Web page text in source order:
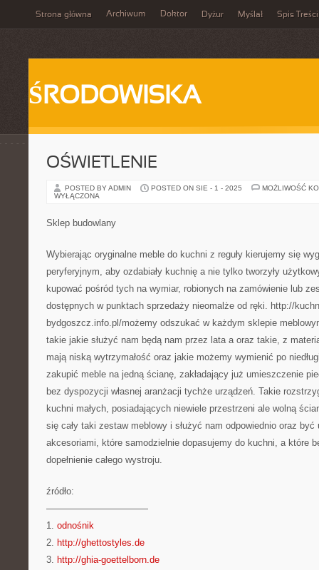
Strona główna Archiwum Doktor Dyżur Myślał Spis Treści
ŚRODOWISKA
OŚWIETLENIE
POSTED BY ADMIN POSTED ON SIE - 1 - 2025
MOŻLIWOŚĆ
WYŁĄCZONA
Sklep budowlany
Wybierając oryginalne meble do kuchni z reguły kierujemy się
peryferyjnym, aby ozdabiały kuchnię a nie tylko tworzyły
kupować pośród tych na wymiar, robionych na zamówienie lub
dostępnych w punktach sprzedaży nieomalże od ręki. http://
bydgoszcz.info.pl/możemy odszukać w każdym sklepie
takie jakie służyć nam będą nam przez lata a oraz takie, z
mają niską wytrzymałość oraz jakie możemy wymienić po
zakupić meble na jedną ścianę, zakładający już umieszczenie
bez dyspozycji własnej aranżacji tychże urządzeń. Takie
kuchni małych, posiadających niewiele przestrzeni ale wolną
się cały taki zestaw meblowy i służyć nam odpowiednio oraz być
akcesoriami, które samodzielnie dopasujemy do kuchni, a które
dopełnienie całego wystroju.
źródło:
———————————
1. odnośnik
2. http://ghettostyles.de
3. http://ghia-goettelborn.de